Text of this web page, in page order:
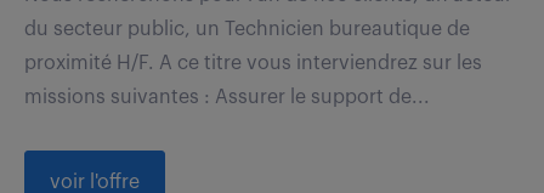
du secteur public, un Technicien bureautique de
proximité H/F. A ce titre vous interviendrez sur les
missions suivantes : Assurer le support de...
voir l'offre